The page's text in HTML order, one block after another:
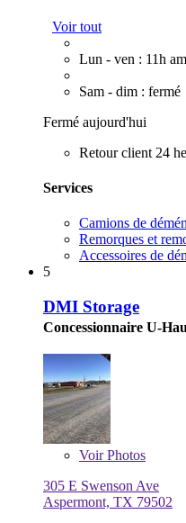
Voir tout
Lun - ven : 11h
Sam - dim : fermé
Fermé aujourd'hui
Retour client 24
Services
Camions de
Remorques et
Accessoires de
5
DMI Storage
Concessionnaire U-
VoirPhotos
305 E Swenson Ave
Aspermont, TX 79502